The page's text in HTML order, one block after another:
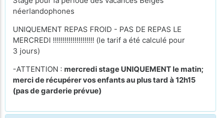
néerlandophones
UNIQUEMENT REPAS FROID - PAS DE REPAS LE
MERCREDI !!!!!!!!!!!!!!!!!!!!! (le tarif a été calculé pour
3 jours)
-ATTENTION : mercredi stage UNIQUEMENT le matin;
merci de récupérer vos enfants au plus tard à 12h15
(pas de garderie prévue)